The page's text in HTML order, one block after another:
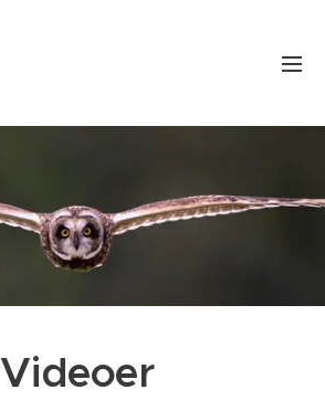
Videoer